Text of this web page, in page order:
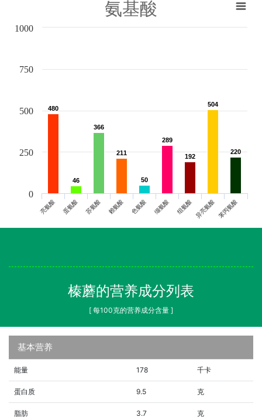
氨基酸
480
480
46
46
366
366
211
211
50
50
289
289
192
192
504
504
220
220
亮氨酸 蛋氨酸 苏氨酸 赖氨酸 色氨酸 缬氨酸 组氨酸 异亮氨酸苯丙氨酸
0
250
500
750
1000
榛蘑的营养成分列表
[ 每100克的营养成分含量 ]
基本营养
能量 178 千卡
蛋白质 9.5 克
脂肪 3.7 克